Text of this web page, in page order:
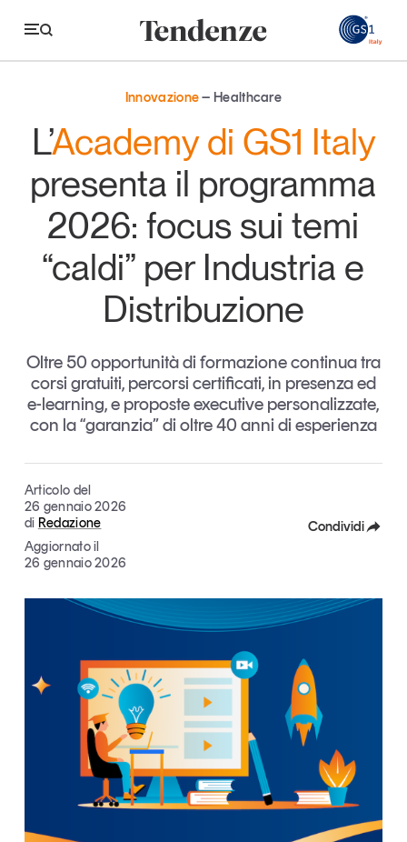
Tendenze
Economia e consumi
Innovazione
Logistica
Retail e brand
Sostenibilità
Magazine
Articoli
Il Numero
Interviste
Comunicati stampa
Podcast
Studi e ricerche
Tutti gli studi e le ricerche
Eventi e formazione
Tutti gli appuntamenti
Chi siamo
Newsletter
Tendenze Journal
Innovazione Healthcare
L’Academy di GS1 Italy
presenta il programma
2026: focus sui temi
“caldi” per Industria e
Distribuzione
Oltre 50 opportunità di formazione continua tra
corsi gratuiti, percorsi certificati, in presenza ed
e-learning, e proposte executive personalizzate,
con la “garanzia” di oltre 40 anni di esperienza
Articolo del
26 gennaio 2026
di Redazione
Aggiornato il
26 gennaio 2026
Condividi
X
Linkedin
Copia Link